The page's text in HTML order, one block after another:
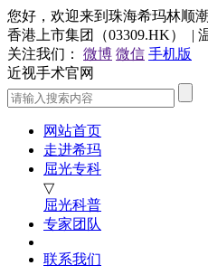
您好，欢迎来到珠海希玛林顺
香港上市集团（03309.HK） |
关注我们：
微博 微信 手机版
近视手术官网
网站首页
走进希玛
屈光专科
▽
屈光科普
专家团队
联系我们